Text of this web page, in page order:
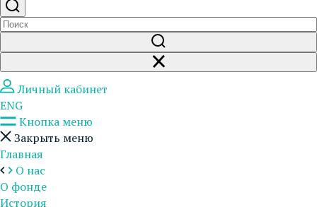
Личный кабинет
ENG
Кнопка меню
Закрыть меню
Главная
О нас
О фонде
История